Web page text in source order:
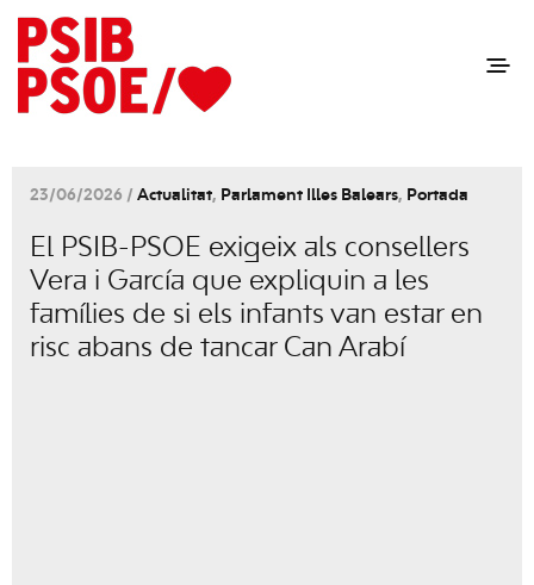
23/06/2026 / Actualitat, Parlament Illes Balears, Portada
El PSIB-PSOE exigeix als consellers
Vera i García que expliquin a les
famílies de si els infants van estar en
risc abans de tancar Can Arabí